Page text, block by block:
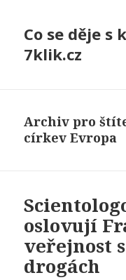
Co se děje s
7klik.cz
Archiv pro
církev Evropa
oslovují
veřejnost
drogách